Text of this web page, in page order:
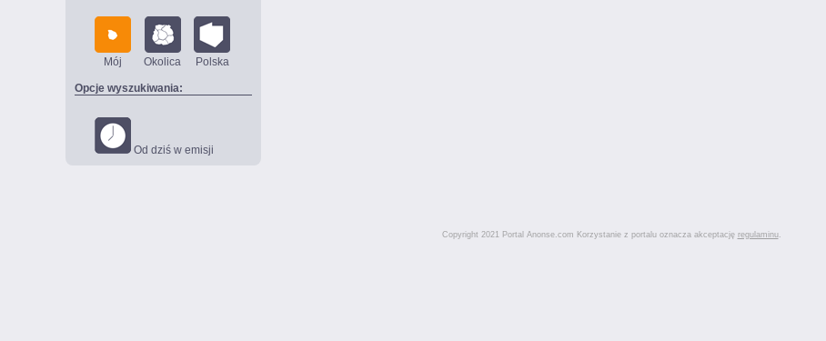
Mój Okolica Polska
Opcje wyszukiwania:
Od dziś w emisji
Copyright 2021 Portal Anonse.com Korzystanie z portalu oznacza akceptację regulaminu.